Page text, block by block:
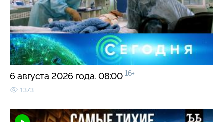
6 августа 2026 года. 08:00 16+
1373